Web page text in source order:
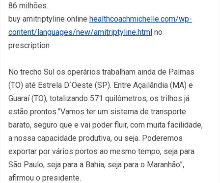
86 milhões.
buy amitriptyline online healthcoachmichelle.com/wp-
content/languages/new/amitriptyline.html no
prescription
No trecho Sul os operários trabalham ainda de Palmas
(TO) até Estrela D´Oeste (SP). Entre Açailândia (MA) e
Guaraí (TO), totalizando 571 quilômetros, os trilhos já
estão prontos.”Vamos ter um sistema de transporte
barato, seguro que e vai poder fluir, com muita facilidade,
a nossa capacidade produtiva, ou seja. Poderemos
exportar por vários portos ao mesmo tempo, seja para
São Paulo, seja para a Bahia, seja para o Maranhão”,
afirmou o presidente.